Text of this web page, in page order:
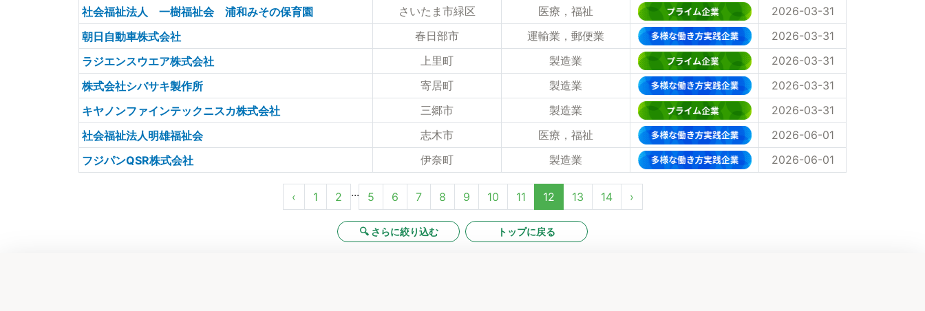
社会福祉法人 一樹福祉会 浦和みその保育園
さいたま市緑区 医療，福祉
2026-03-31
朝日自動車株式会社
春日部市 運輸業，郵便業
2026-03-31
ラジエンスウエア株式会社
上里町 製造業
2026-03-31
株式会社シバサキ製作所
寄居町 製造業
2026-03-31
キヤノンファインテックニスカ株式会社
三郷市 製造業
2026-03-31
社会福祉法人明雄福祉会
志木市 医療，福祉
2026-06-01
フジパンQSR株式会社
伊奈町 製造業 2026-06-01
‹ 1 2 ... 5 6 7 8 9 10 11 12 13 14 ›
🔍 さらに絞り込む トップに戻る